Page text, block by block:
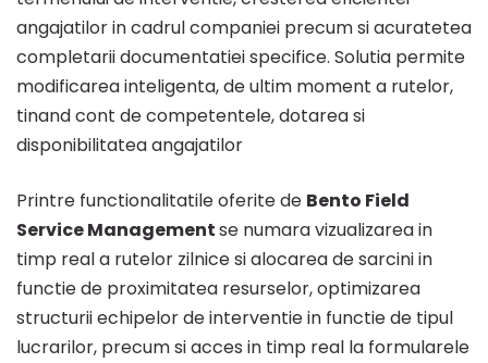
Management
angajatilor in cadrul companiei precum si acuratetea
completarii documentatiei specifice. Solutia permite
modificarea inteligenta, de ultim moment a rutelor,
tinand cont de competentele, dotarea si
disponibilitatea angajatilor
Printre functionalitatile oferite de Bento Field
Service Managementse numara vizualizarea in
timp real a rutelor zilnice si alocarea de sarcini in
functie de proximitatea resurselor, optimizarea
structurii echipelor de interventie in functie de tipul
lucrarilor, precum si acces in timp real la formularele